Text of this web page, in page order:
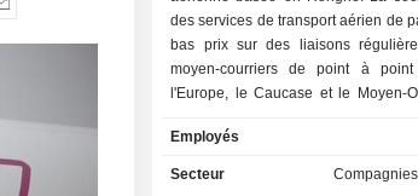
des services de transport aérien de
bas prix sur des liaisons
moyen-courriers de point à
l'Europe, le Caucase et le Moyen-
reliant 155 destinations dans 45
Holdings Plc exploite une flotte de
Employés
Secteur